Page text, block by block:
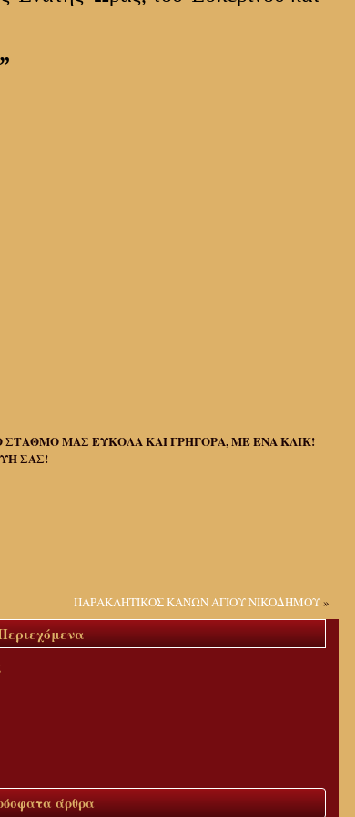
ΜΑΣ ΕΥΚΟΛΑ ΚΑΙ ΓΡΗΓΟΡΑ, ΜΕ ΕΝΑ ΚΛΙΚ!
ΣΑΣ!
ΠΑΡΑΚΛΗΤΙΚΟΣ ΚΑΝΩΝ ΑΓΙΟΥ ΝΙΚΟΔΗΜΟΥ»
άρθρα